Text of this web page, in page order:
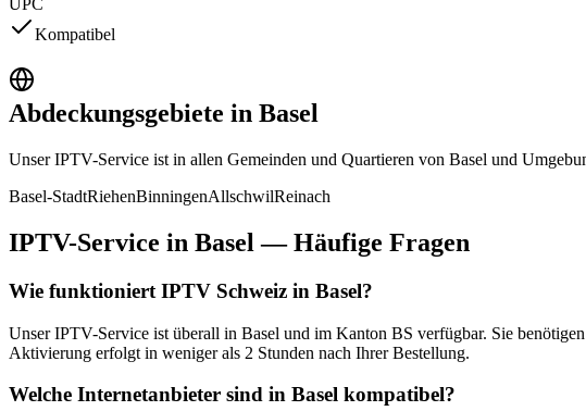
UPC
Kompatibel
Abdeckungsgebiete in Basel
Unser IPTV-Service ist in allen Gemeinden und Quartieren von Basel und
Basel-StadtRiehenBinningenAllschwilReinach
IPTV-Service in Basel — Häufige Fragen
Wie funktioniert IPTV Schweiz in Basel?
Unser IPTV-Service ist überall in Basel und im Kanton BS verfügbar. Sie
Aktivierung erfolgt in weniger als 2 Stunden nach Ihrer Bestellung.
Welche Internetanbieter sind in Basel kompatibel?